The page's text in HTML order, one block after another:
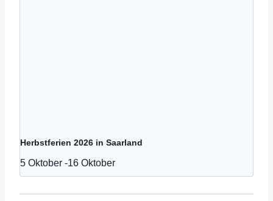
Herbstferien 2026 in Saarland
5 Oktober -16 Oktober